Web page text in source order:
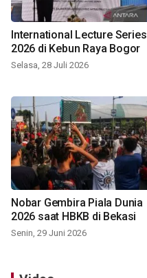
International Lecture Series
2026 di Kebun Raya Bogor
Selasa, 28 Juli 2026
Nobar Gembira Piala Dunia
2026 saat HBKB di Bekasi
Senin, 29 Juni 2026